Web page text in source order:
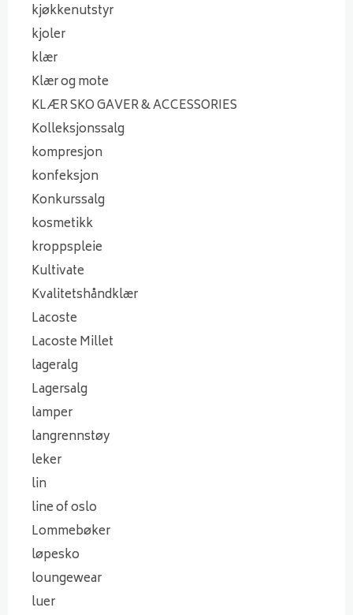
kjøkkenutstyr
kjoler
klær
Klær og mote
KLÆR SKO GAVER & ACCESSORIES
Kolleksjonssalg
kompresjon
konfeksjon
Konkurssalg
kosmetikk
kroppspleie
Kultivate
Kvalitetshåndklær
Lacoste
Lacoste Millet
lageralg
Lagersalg
lamper
langrennstøy
leker
lin
line of oslo
Lommebøker
løpesko
loungewear
luer